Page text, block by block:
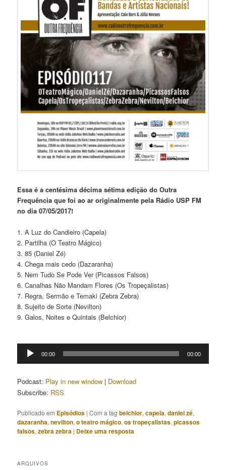
Essa é a centésima décima sétima edição do Outra
Frequência que foi ao ar originalmente pela Rádio USP FM
no dia 07/05/2017!
1. A Luz do Candieiro (Capela)
2. Partilha (O Teatro Mágico)
3. 85 (Daniel Zé)
4. Chega mais cedo (Dazaranha)
5. Nem Tudo Se Pode Ver (Picassos Falsos)
6. Canalhas Não Mandam Flores (Os Tropeçalistas)
7. Regra, Sermão e Temaki (Zebra Zebra)
8. Sujeito de Sorte (Nevilton)
9. Galos, Noites e Quintais (Belchior)
Tocador
00:00 00:00
Podcast: Play in new window | Download
Subscribe: RSS
Publicado em Episódios |Com a tagbelchior,capela,daniel zé,
dazaranha,nevilton,o teatro mágico,os tropeçalistas,picassos
falsos,zebra zebra | Deixe uma resposta
ARQUIVOS